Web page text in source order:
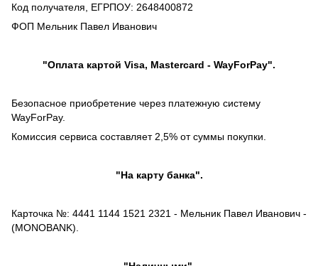
Код получателя, ЕГРПОУ: 2648400872
ФОП Мельник Павел Иванович
"Оплата картой Visa, Mastercard - WayForPay".
Безопасное приобретение через платежную систему
WayForPay.
Комиссия сервиса составляет 2,5% от суммы покупки.
"На карту банка".
Карточка №: 4441 1144 1521 2321 - Мельник Павел Иванович -
(MONOBANK).